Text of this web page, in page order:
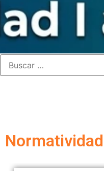
Normatividad